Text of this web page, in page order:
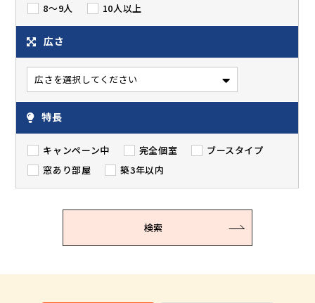
8～9人 10人以上
広さ
特長
キャンペーン中 完全個室
ブースタイプ
窓あり部屋
築3年以内
検索